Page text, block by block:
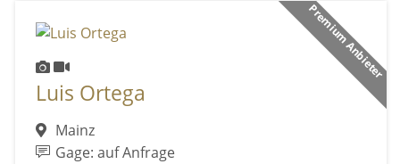
Premium Anbieter
Luis Ortega
Mainz
Gage: auf Anfrage